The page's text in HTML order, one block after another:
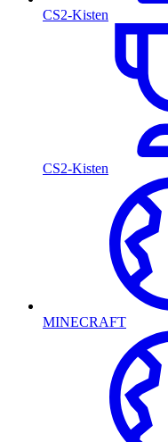
CS2-Kisten
CS2-Kisten
MINECRAFT